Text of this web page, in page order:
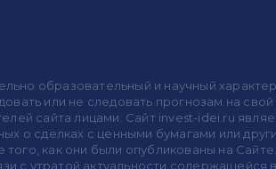
образовательный и научный
или не следовать прогнозам на свой
сайта лицами. Сайт invest-idei.ru
о сделках с ценными бумагами или
как они были опубликованы на
с утратой актуальности